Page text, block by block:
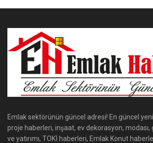
Emlak sektörünün güncel adresi! En güncel
proje haberleri, inşaat, ev dekorasyon, modası,
ve yatırımı, TOKİ haberleri, Emlak Konut